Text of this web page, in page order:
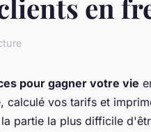
en
pour gagner votre vie
calculé vos tarifs et
partie la plus difficile